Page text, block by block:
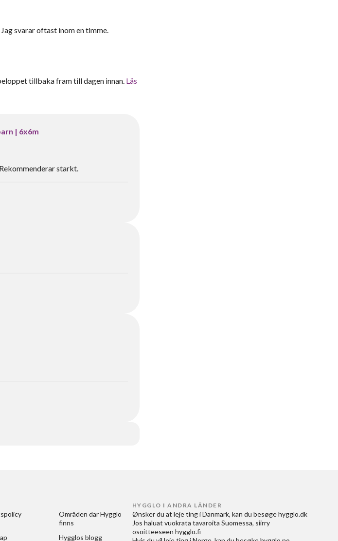
svarar oftast inom en timme.
tillbaka fram till dagen innan. Läs
| 6x6m
starkt.
Områden där Hygglo
finns
Hygglos blogg
HYGGLO I ANDRA LÄNDER
Ønsker du at leje ting i Danmark, kan du besøge hygglo.dk
Jos haluat vuokrata tavaroita Suomessa, siirry
osoitteeseen hygglo.fi